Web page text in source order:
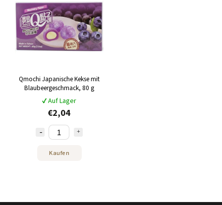
Qmochi Japanische Kekse mit
Blaubeergeschmack, 80 g
✔ Auf Lager
€2,04
Kaufen